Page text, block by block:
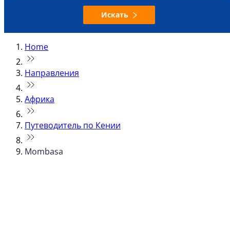
Искать
Home
Направления
Африка
Путеводитель по Кении
Mombasa